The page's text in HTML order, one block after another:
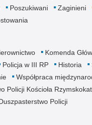
Poszukiwani Zaginieni
Komenda
Policja w III RP Historia
Współpraca
Policji Kościoła
Policji